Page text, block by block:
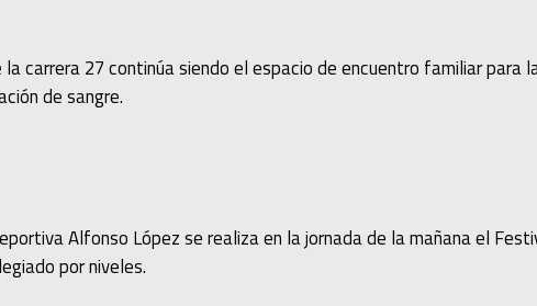
carrera 27 continúa siendo el espacio de encuentro familiar
de sangre.
Alfonso López se realiza en la jornada de la mañana el
por niveles.